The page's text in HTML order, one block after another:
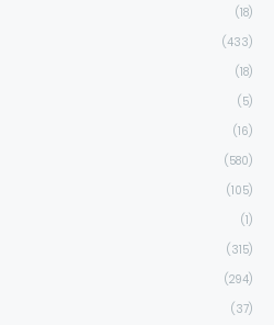
(18)
(433)
(18)
(5)
(16)
(580)
(105)
(1)
(315)
(294)
(37)